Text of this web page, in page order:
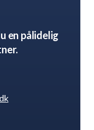
en pålidelig